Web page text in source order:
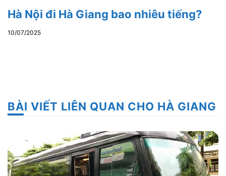
Hà Nội đi Hà Giang bao nhiêu tiếng?
10/07/2025
BÀI VIẾT LIÊN QUAN CHO HÀ GIANG